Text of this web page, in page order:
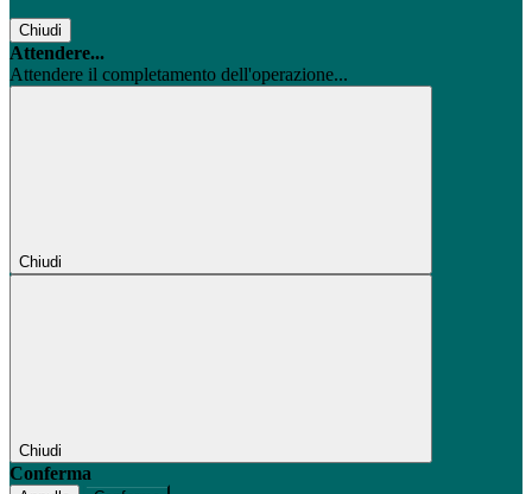
Chiudi
Attendere...
Attendere il completamento dell'operazione...
Chiudi
Chiudi
Conferma